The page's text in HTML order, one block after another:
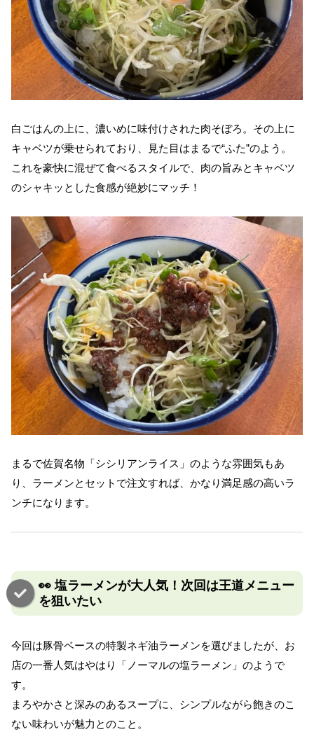
白ごはんの上に、濃いめに味付けされた肉そぼろ。その上に
キャベツが乗せられており、見た目はまるで“ふた”のよう。
これを豪快に混ぜて食べるスタイルで、肉の旨みとキャベツ
のシャキッとした食感が絶妙にマッチ！
まるで佐賀名物「シシリアンライス」のような雰囲気もあ
り、ラーメンとセットで注文すれば、かなり満足感の高いラ
ンチになります。
👀 塩ラーメンが大人気！次回は王道メニュー
を狙いたい
今回は豚骨ベースの特製ネギ油ラーメンを選びましたが、お
店の一番人気はやはり「ノーマルの塩ラーメン」のようで
す。
まろやかさと深みのあるスープに、シンプルながら飽きのこ
ない味わいが魅力とのこと。